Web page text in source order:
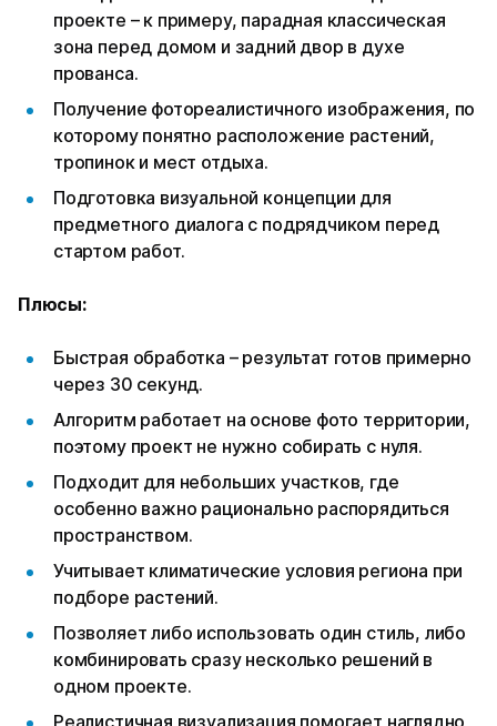
проекте – к примеру, парадная классическая
зона перед домом и задний двор в духе
прованса.
Получение фотореалистичного изображения, по
которому понятно расположение растений,
тропинок и мест отдыха.
Подготовка визуальной концепции для
предметного диалога с подрядчиком перед
стартом работ.
Плюсы:
Быстрая обработка – результат готов примерно
через 30 секунд.
Алгоритм работает на основе фото территории,
поэтому проект не нужно собирать с нуля.
Подходит для небольших участков, где
особенно важно рационально распорядиться
пространством.
Учитывает климатические условия региона при
подборе растений.
Позволяет либо использовать один стиль, либо
комбинировать сразу несколько решений в
одном проекте.
Реалистичная визуализация помогает наглядно